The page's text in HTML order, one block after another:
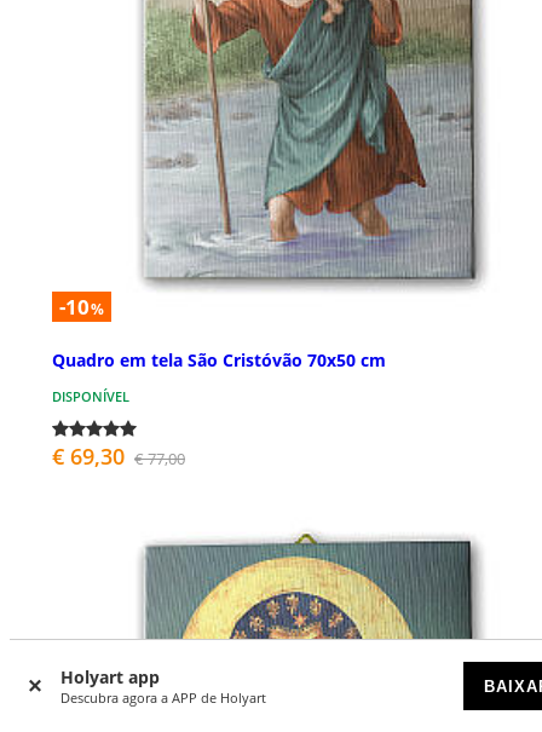
Holyart app
Descubra agora a APP de Holyart
-10%
Quadro em tela São Cristóvão 70x50 cm
DISPONÍVEL
€ 69,30 € 77,00